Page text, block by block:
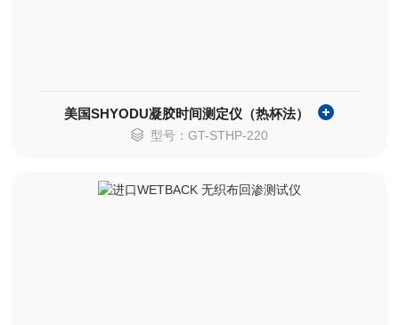
美国SHYODU凝胶时间测定仪（热杯法）
型号：GT-STHP-220